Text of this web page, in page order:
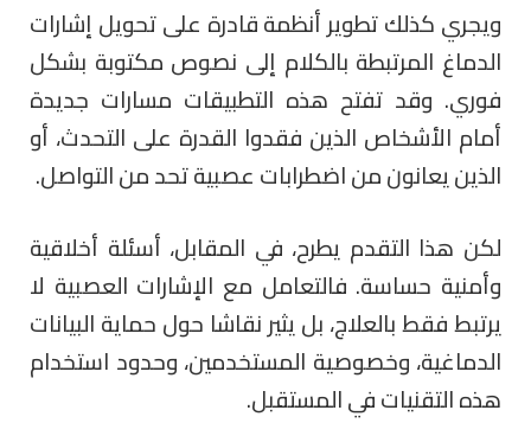
ويجري كذلك تطوير أنظمة قادرة على تحويل إشارات
الدماغ المرتبطة بالكلام إلى نصوص مكتوبة بشكل
فوري. وقد تفتح هذه التطبيقات مسارات جديدة
أمام الأشخاص الذين فقدوا القدرة على التحدث، أو
الذين يعانون من اضطرابات عصبية تحد من التواصل.
لكن هذا التقدم يطرح، في المقابل، أسئلة أخلاقية
وأمنية حساسة. فالتعامل مع الإشارات العصبية لا
يرتبط فقط بالعلاج، بل يثير نقاشا حول حماية البيانات
الدماغية، وخصوصية المستخدمين، وحدود استخدام
هذه التقنيات في المستقبل.